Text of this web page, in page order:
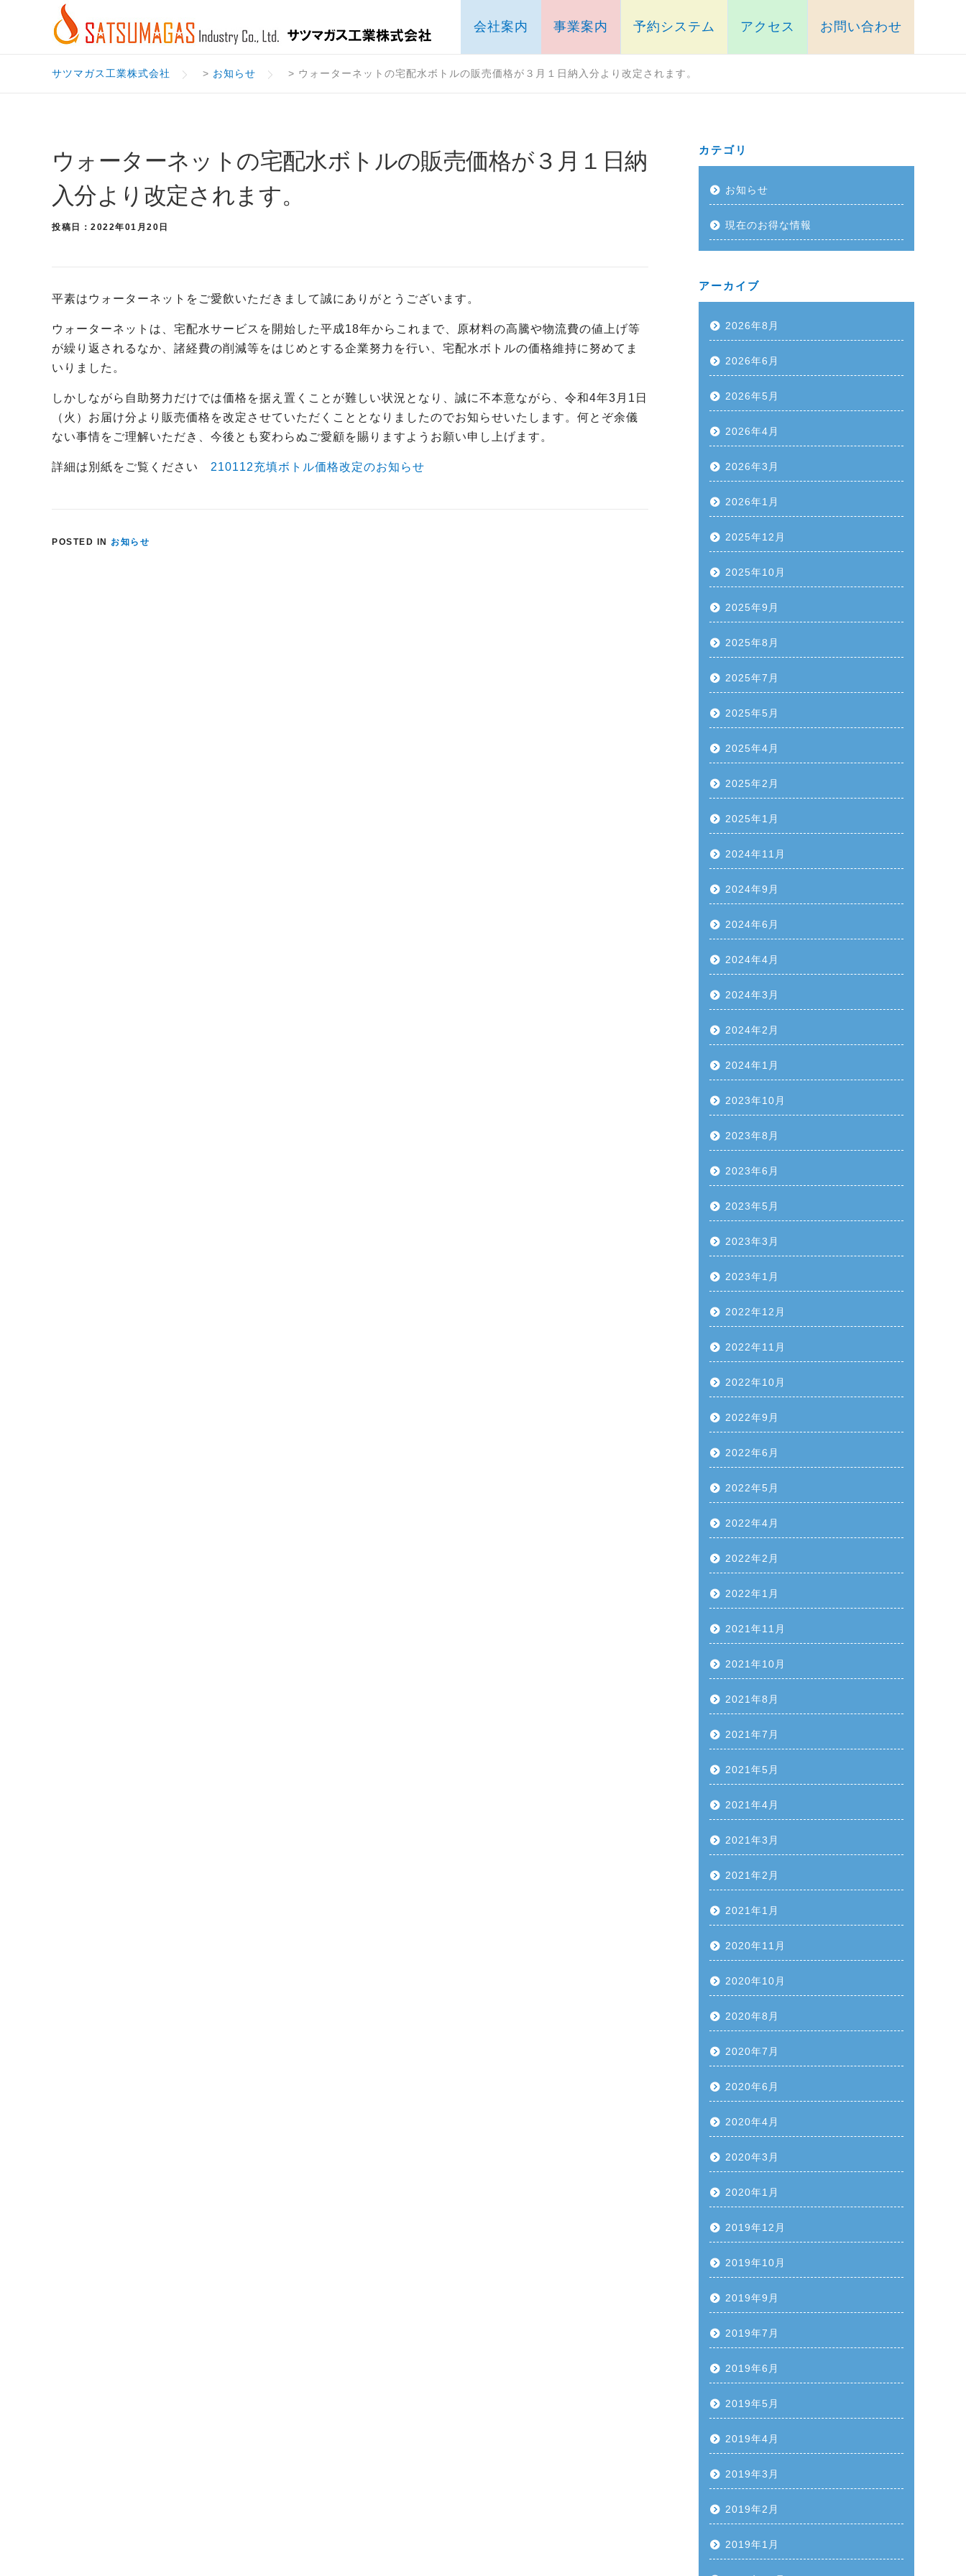
会社案内 事業案内 予約システム アクセス お問い合わせ
サツマガス工業株式会社 > お知らせ > ウォーターネットの宅配水ボトルの販売価格が３月１日納入分より改定されます。
ウォーターネットの宅配水ボトルの販売価格が３月１日納
入分より改定されます。
投稿日：2022年01月20日
平素はウォーターネットをご愛飲いただきまして誠にありがとうございます。
ウォーターネットは、宅配水サービスを開始した平成18年からこれまで、原材料の高騰や物流費の値上げ等
が繰り返されるなか、諸経費の削減等をはじめとする企業努力を行い、宅配水ボトルの価格維持に努めてま
いりました。
しかしながら自助努力だけでは価格を据え置くことが難しい状況となり、誠に不本意ながら、令和4年3月1日
（火）お届け分より販売価格を改定させていただくこととなりましたのでお知らせいたします。何とぞ余儀
ない事情をご理解いただき、今後とも変わらぬご愛顧を賜りますようお願い申し上げます。
詳細は別紙をご覧ください 210112充填ボトル価格改定のお知らせ
POSTED IN お知らせ
カテゴリ
お知らせ
現在のお得な情報
アーカイブ
2026年8月
2026年6月
2026年5月
2026年4月
2026年3月
2026年1月
2025年12月
2025年10月
2025年9月
2025年8月
2025年7月
2025年5月
2025年4月
2025年2月
2025年1月
2024年11月
2024年9月
2024年6月
2024年4月
2024年3月
2024年2月
2024年1月
2023年10月
2023年8月
2023年6月
2023年5月
2023年3月
2023年1月
2022年12月
2022年11月
2022年10月
2022年9月
2022年6月
2022年5月
2022年4月
2022年2月
2022年1月
2021年11月
2021年10月
2021年8月
2021年7月
2021年5月
2021年4月
2021年3月
2021年2月
2021年1月
2020年11月
2020年10月
2020年8月
2020年7月
2020年6月
2020年4月
2020年3月
2020年1月
2019年12月
2019年10月
2019年9月
2019年7月
2019年6月
2019年5月
2019年4月
2019年3月
2019年2月
2019年1月